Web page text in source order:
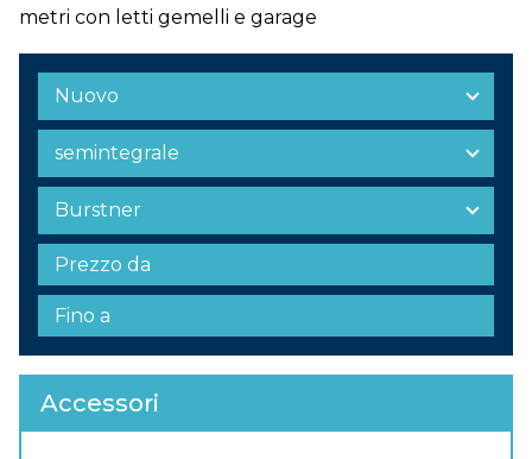
metri con letti gemelli e garage
Accessori